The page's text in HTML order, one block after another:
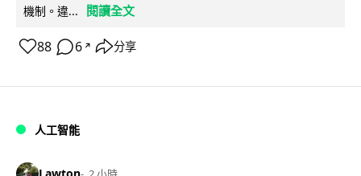
機制。違...
閱讀全文
88 6 ↗ 分享
人工智能